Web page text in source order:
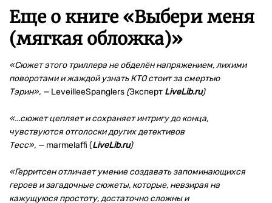
Еще о книге «Выбери меня
(мягкая обложка)»
«Сюжет этого триллера не обделён напряжением, лихими
поворотами и жаждой узнать КТО стоит за смертью
Тэрин», — LeveilleeSpanglers (Эксперт LiveLib.ru)
«...сюжет цепляет и сохраняет интригу до конца,
чувствуются отголоски других детективов
Тесс», — marmelaffi (LiveLib.ru)
«Герритсен отличает умение создавать запоминающихся
героев и загадочные сюжеты, которые, невзирая на
кажущуюся простоту, достаточно сложны и